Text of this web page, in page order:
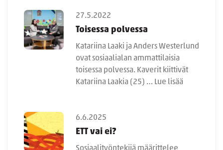
27.5.2022
Toisessa polvessa
Katariina Laaki ja Anders Westerlund
ovat sosiaalialan ammattilaisia
toisessa polvessa. Kaverit kiittivät
Katariina Laakia (25) … Lue lisää
6.6.2025
ETT vai ei?